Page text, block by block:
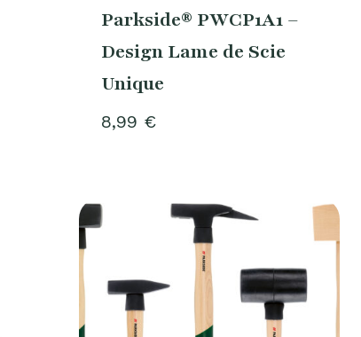
Parkside® PWCP1A1 –
Design Lame de Scie
Unique
8,99 €